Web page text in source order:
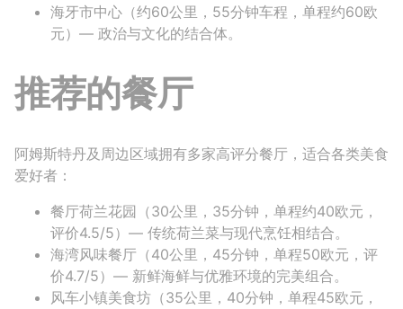
海牙市中心（约60公里，55分钟车程，单程约60欧
元）— 政治与文化的结合体。
推荐的餐厅
阿姆斯特丹及周边区域拥有多家高评分餐厅，适合各类美食
爱好者：
餐厅荷兰花园（30公里，35分钟，单程约40欧元，
评价4.5/5）— 传统荷兰菜与现代烹饪相结合。
海湾风味餐厅（40公里，45分钟，单程50欧元，评
价4.7/5）— 新鲜海鲜与优雅环境的完美组合。
风车小镇美食坊（35公里，40分钟，单程45欧元，